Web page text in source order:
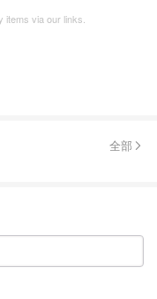
items via our links.
全部